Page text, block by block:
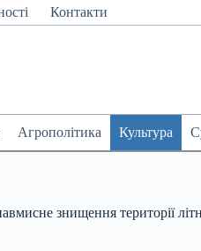
Контакти
Агрополітика Культура
знищення території